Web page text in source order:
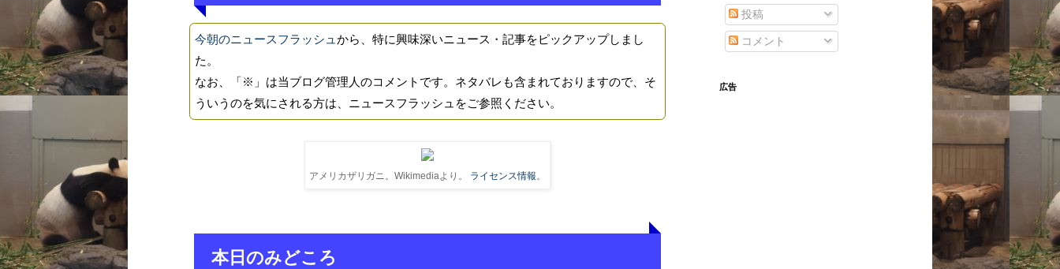
今朝のニュースフラッシュから、特に興味深いニュース・記事をピックアップしまし
た。
なお、「※」は当ブログ管理人のコメントです。ネタバレも含まれておりますので、そ
ういうのを気にされる方は、ニュースフラッシュをご参照ください。
アメリカザリガニ。Wikimediaより。 ライセンス情報 。
本日のみどころ
投稿
コメント
広告